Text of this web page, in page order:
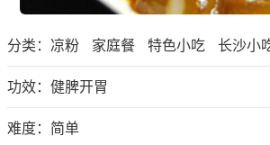
分类： 凉粉 家庭餐 特色小吃 长沙小
功效：健脾开胃
难度：简单